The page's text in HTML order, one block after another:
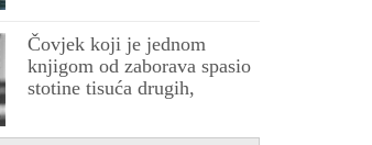
Čovjek koji je jednom
knjigom od zaborava spasio
stotine tisuća drugih,